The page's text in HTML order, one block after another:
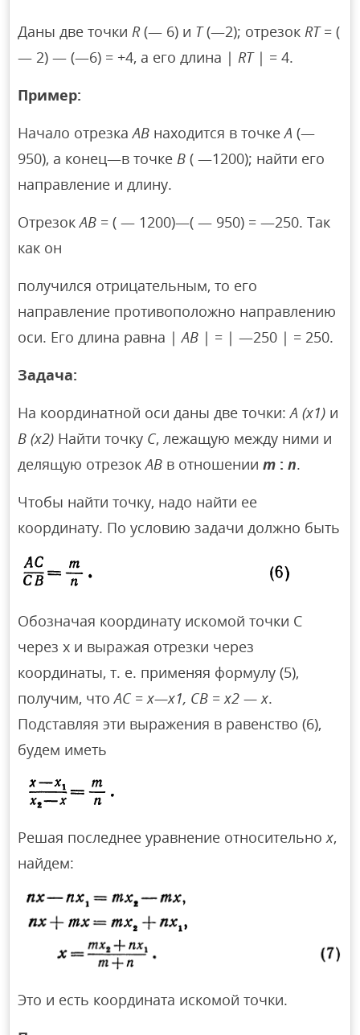
Даны две точки R (— 6) и Т(—2); отрезок RТ= (
— 2) — (—6) = +4, а его длина | RТ| = 4.
Пример:
Начало отрезкаАВ находится в точкеА (—
950), а конец—в точке В ( —1200); найти его
направление и длину.
ОтрезокАВ = ( — 1200)—( — 950) = —250. Так
как он
получился отрицательным, то его
направление противоположно направлению
оси. Его длина равна |АВ | = | —250 | = 250.
Задача:
На координатной оси даны две точки:A (x1) и
В (x2) Найти точку С, лежащую между ними и
делящую отрезокАВ в отношениит :п.
Чтобы найти точку, надо найти ее
координату. По условию задачи должно быть
Обозначая координату искомой точки С
через х и выражая отрезки через
координаты, т. е. применяя формулу (5),
получим, чтоАС = х—х1, СВ = х2 — х.
Подставляя эти выражения в равенство (6),
будем иметь
Решая последнее уравнение относительнох,
найдем:
Это и есть координата искомой точки.